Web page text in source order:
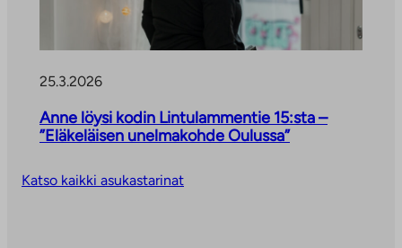
25.3.2026
Anne löysi kodin Lintulammentie 15:sta –
”Eläkeläisen unelmakohde Oulussa”
Katso kaikki asukastarinat